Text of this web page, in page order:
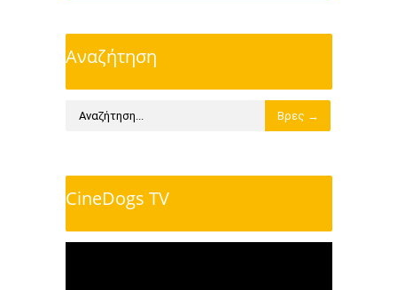
Αναζήτηση
CineDogs TV